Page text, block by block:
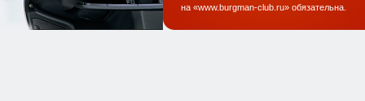
на «www.burgman-club.ru» обязательна